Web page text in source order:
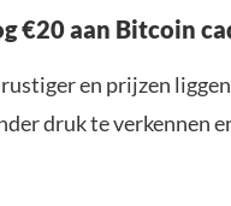
€20 aan Bitcoin
en prijzen
druk te verkennen